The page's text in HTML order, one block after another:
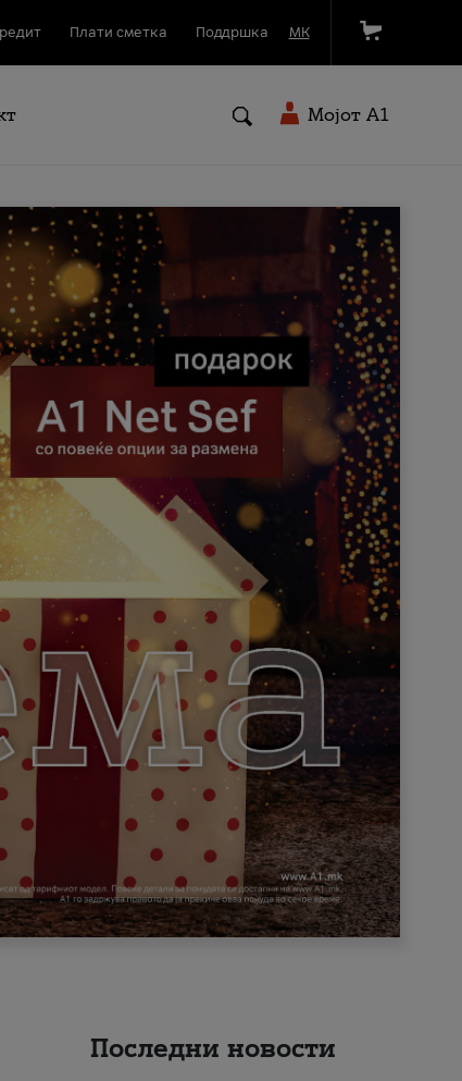
Плати сметка Поддршка МК
Мојот A1
Последни новости